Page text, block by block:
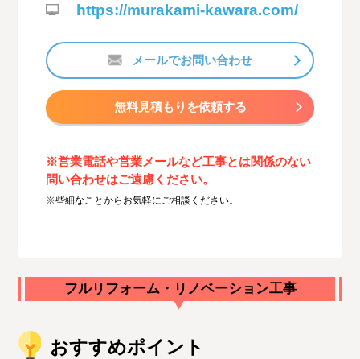
https://murakami-kawara.com/
メールでお問い合わせ
無料見積もりを依頼する
※営業電話や営業メールなど工事とは関係のない
問い合わせはご遠慮ください。
※些細なことからお気軽にご相談ください。
フルリフォーム・リノベーション工事
おすすめポイント